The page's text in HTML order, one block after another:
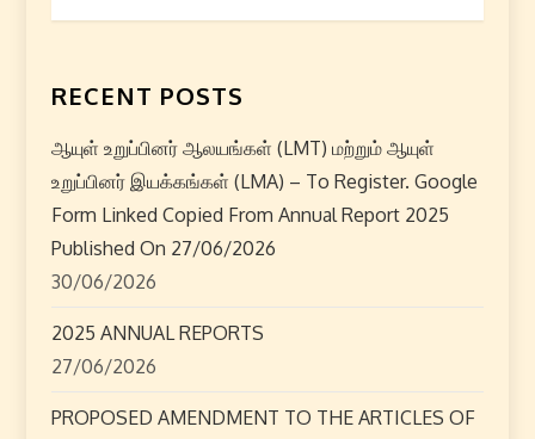
i
g
a
t
i
o
n
RECENT POSTS
ஆயுள் உறுப்பினர் ஆலயங்கள் (LMT) மற்றும் ஆயுள்
உறுப்பினர் இயக்கங்கள் (LMA) – To Register. Google
Form Linked Copied From Annual Report 2025
Published On 27/06/2026
30/06/2026
2025 ANNUAL REPORTS
27/06/2026
PROPOSED AMENDMENT TO THE ARTICLES OF